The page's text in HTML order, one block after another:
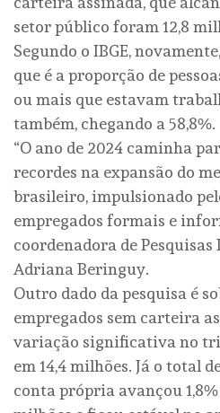
setor público foram 12,8
Segundo o IBGE,
que é a proporção de
ou mais que estavam
também, chegando a 58,8%.
“O ano de 2024 caminha
recordes na expansão do
brasileiro, impulsionado
empregados formais e
coordenadora de Pesquisas
Adriana Beringuy.
Outro dado da pesquisa é
empregados sem carteira
variação significativa no
em 14,4 milhões. Já o total
conta própria avançou